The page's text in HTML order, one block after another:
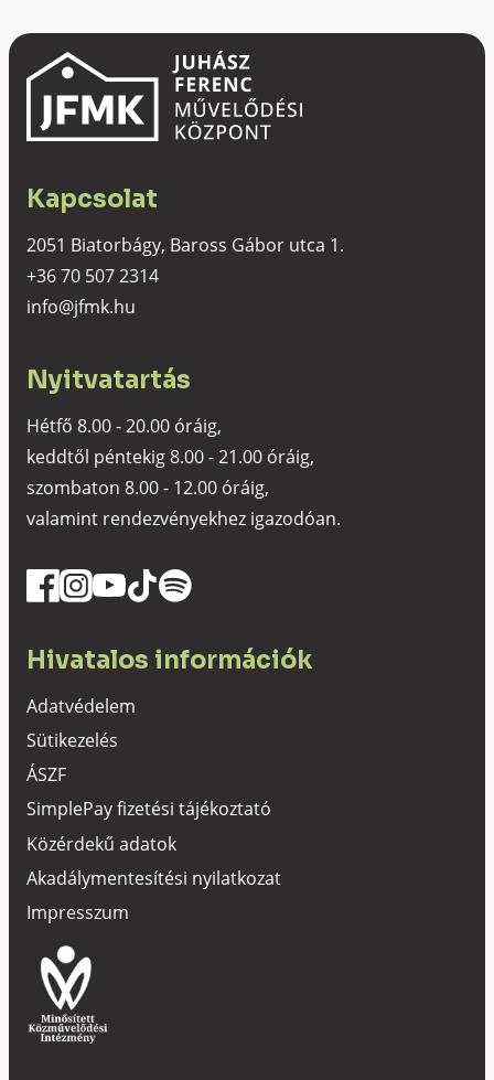
Kapcsolat
2051 Biatorbágy, Baross Gábor utca 1.
+36 70 507 2314
info@jfmk.hu
Nyitvatartás
Hétfő 8.00 - 20.00 óráig,
keddtől péntekig 8.00 - 21.00 óráig,
szombaton 8.00 - 12.00 óráig,
valamint rendezvényekhez igazodóan.
Hivatalos információk
Adatvédelem
Sütikezelés
ÁSZF
SimplePay fizetési tájékoztató
Közérdekű adatok
Akadálymentesítési nyilatkozat
Impresszum